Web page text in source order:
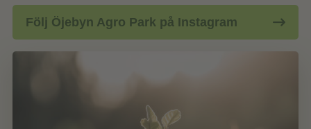
Följ Öjebyn Agro Park på Instagram